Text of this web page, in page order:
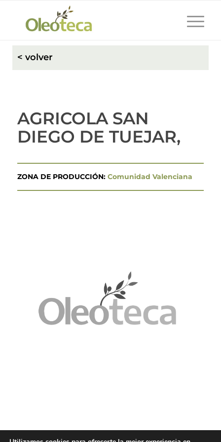
< volver
AGRICOLA SAN
DIEGO DE TUEJAR,
ZONA DE PRODUCCIÓN: Comunidad Valenciana